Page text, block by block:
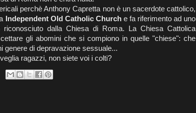
perchè Anthony Capretta non è un sacerdote cattolico,
Independent Old Catholic Churche fa riferimento ad uno
dalla Chiesa di Roma. La Chiesa Cattolica
gli abomini che si compiono in quelle "chiese": che
genere di depravazione sessuale...
ragazzi, non siete voi i colti?